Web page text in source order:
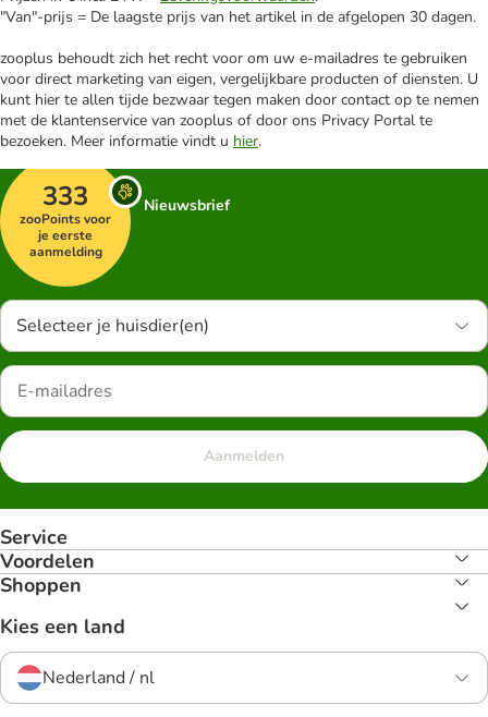
"Van"-prijs = De laagste prijs van het artikel in de afgelopen 30 dagen.
zooplus behoudt zich het recht voor om uw e-mailadres te gebruiken
voor direct marketing van eigen, vergelijkbare producten of diensten. U
kunt hier te allen tijde bezwaar tegen maken door contact op te nemen
met de klantenservice van zooplus of door ons Privacy Portal te
bezoeken. Meer informatie vindt u hier.
333
zooPoints voor
je eerste
aanmelding
Nieuwsbrief
Selecteer je huisdier(en)
Aanmelden
Service
Voordelen
Shoppen
Kies een land
Nederland / nl